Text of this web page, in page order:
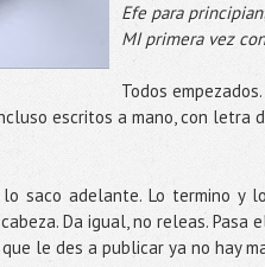
Efe para
MI primera vez
Todos
escritos a mano, con letra
saco adelante. Lo termino y
Da igual, no releas. Pasa
le des a publicar ya no hay